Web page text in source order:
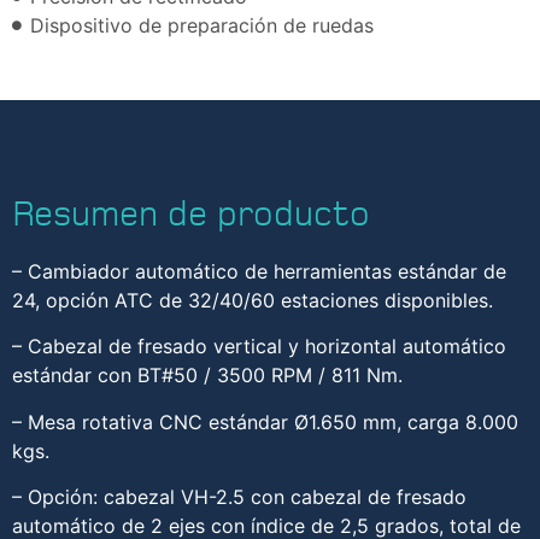
Dispositivo de preparación de ruedas
Resumen de producto
– Cambiador automático de herramientas estándar de
24, opción ATC de 32/40/60 estaciones disponibles.
– Cabezal de fresado vertical y horizontal automático
estándar con BT#50 / 3500 RPM / 811 Nm.
– Mesa rotativa CNC estándar Ø1.650 mm, carga 8.000
kgs.
– Opción: cabezal VH-2.5 con cabezal de fresado
automático de 2 ejes con índice de 2,5 grados, total de